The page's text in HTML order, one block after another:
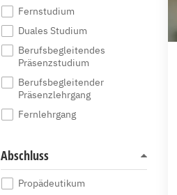
Fernstudium
Duales Studium
Berufsbegleitendes
Präsenzstudium
Berufsbegleitender
Präsenzlehrgang
Fernlehrgang
Abschluss
Propädeutikum